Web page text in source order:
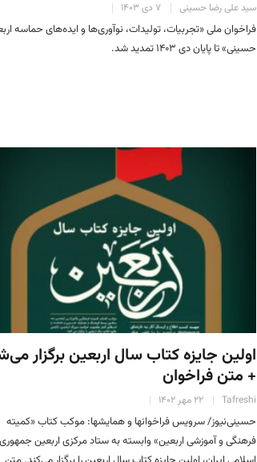
سید علی رضا حسینی ۷ دی ۱۴۰۳
فراخوان ملی «تجربیات، تولیدات، نوآوری‌ها و ایده‌های حماسه
حسینی» تا پایان دی ۱۴۰۳ تمدید شد.
اولین جایزه کتاب سال اربعین برگزار
+ متن فراخوان
Tafreshi ۲۲ مهر ۱۴۰۲
حسینی‌نیوز/ سرویس فراخوان‏ها و همایش‏ها: موکب کتاب «کمیته
فرهنگی و آموزشی اربعین» وابسته به ستاد مرکزی اربعین جمهوری